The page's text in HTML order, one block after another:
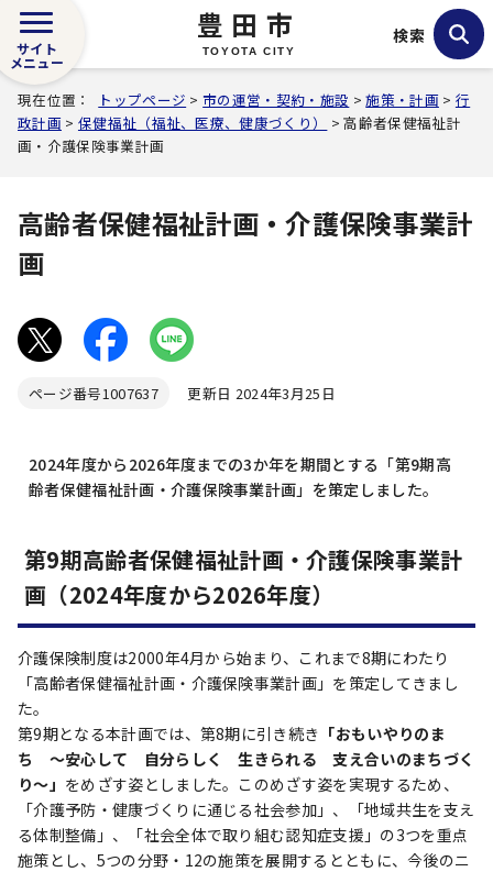
豊田市
TOYOTA CITY
サイト
メニュー
検索
現在位置： トップページ >市の運営・契約・施設 >施策・計画> 行
政計画> 保健福祉（福祉、医療、健康づくり）
> 高齢者保健福祉計
画・介護保険事業計画
高齢者保健福祉計画・介護保険事業計
画
ページ番号1007637 更新日 2024年3月25日
2024年度から2026年度までの3か年を期間とする「第9期高
齢者保健福祉計画・介護保険事業計画」を策定しました。
第9期高齢者保健福祉計画・介護保険事業計
画（2024年度から2026年度）
介護保険制度は2000年4月から始まり、これまで8期にわたり
「高齢者保健福祉計画・介護保険事業計画」を策定してきまし
た。
第9期となる本計画では、第8期に引き続き 「おもいやりのま
ち ～安心して 自分らしく 生きられる 支え合いのまちづく
り～」 をめざす姿としました。このめざす姿を実現するため、
「介護予防・健康づくりに通じる社会参加」、「地域共生を支え
る体制整備」、「社会全体で取り組む認知症支援」の3つを重点
施策とし、5つの分野・12の施策を展開するとともに、今後のニ